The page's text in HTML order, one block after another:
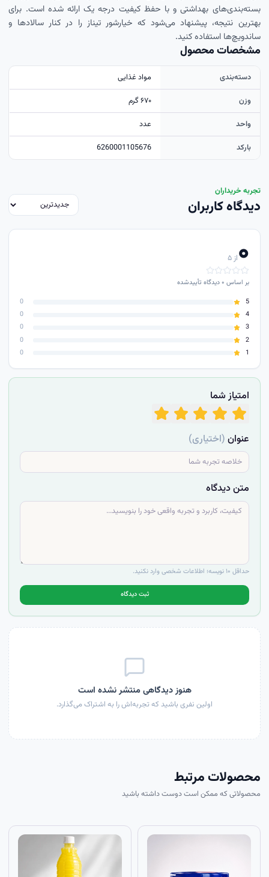
بسته‌بندی‌های بهداشتی و با حفظ کیفیت درجه یک ارائه شده است. برای
بهترین نتیجه، پیشنهاد می‌شود که خیارشور تیناز را در کنار سالادها و
ساندویچ‌ها استفاده کنید.
مشخصات محصول
دسته‌بندی
مواد غذایی
وزن
۶۷۰ گرم
واحد
عدد
بارکد
6260001105676
تجربه خریداران
دیدگاه کاربران
۰از ۵
بر اساس ۰دیدگاه تأییدشده
5
0
4
0
3
0
2
0
1
0
امتیاز شما
عنوان(اختیاری)
متن دیدگاه
حداقل ۱۰ نویسه؛ اطلاعات شخصی وارد نکنید.
ثبت دیدگاه
هنوز دیدگاهی منتشر نشده است
اولین نفری باشید که تجربه‌اش را به اشتراک می‌گذارد.
محصولات مرتبط
محصولاتی که ممکن است دوست داشته باشید